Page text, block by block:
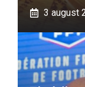
3 august